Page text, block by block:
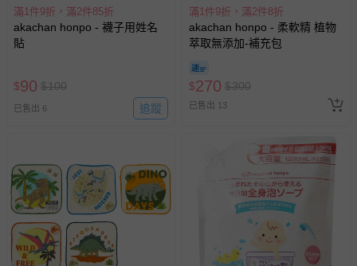
滿1件9折，滿2件85折
akachan honpo - 襪子用姓名
貼
$90 $100
已售出 6 追蹤
滿1件9折，滿2件8折
akachan honpo - 柔軟精 植物
萃取無添加-補充包
$270 $300
已售出 13